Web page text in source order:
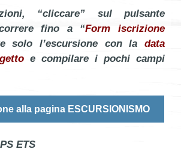
“cliccare” sul pulsante
fino a “Form iscrizione
solo l’escursione con la data
e compilare i pochi campi
alla pagina ESCURSIONISMO
ETS